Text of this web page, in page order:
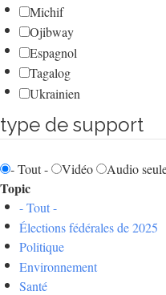
Michif
Ojibway
Espagnol
Tagalog
Ukrainien
type de support
- Tout - Vidéo Audio
Topic
- Tout -
Élections fédérales de 2025
Politique
Environnement
Santé